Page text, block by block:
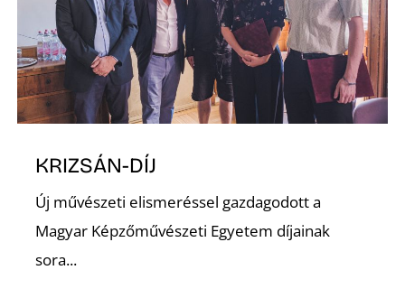
KRIZSÁN-DÍJ
Új művészeti elismeréssel gazdagodott a
Magyar Képzőművészeti Egyetem díjainak
sora...